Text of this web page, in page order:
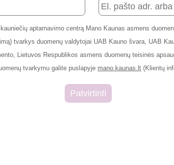
aptarnavimo centrą Mano Kaunas asmens
tvarkys duomenų valdytojai UAB Kauno švara, UAB
Lietuvos Respublikos asmens duomenų teisinės
tvarkymu galite puslapyje mano.kaunas.lt (Klientų
Patvirtinti